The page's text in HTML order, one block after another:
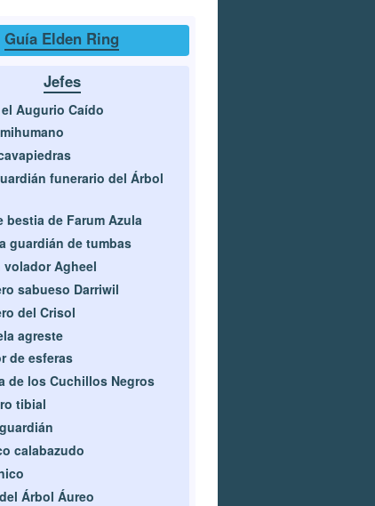
Guía Elden Ring
Jefes
Augurio Caído
funerario del Árbol
bestia de Farum Azula
guardián de tumbas
volador Agheel
sabueso Darriwil
del Crisol
agreste
de esferas
de los Cuchillos Negros
tibial
calabazudo
Árbol Áureo